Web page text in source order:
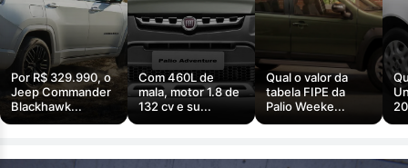
Por R$ 329.990, o
Jeep Commander
Blackhawk...
Com 460L de
mala, motor 1.8 de
132 cv e su...
Qual o valor da
tabela FIPE da
Palio Weeke...